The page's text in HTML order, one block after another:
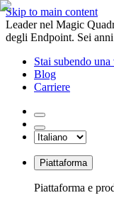
Skip to main content
Leader nel Magic
degli Endpoint. Sei
Stai subendo
Blog
Carriere
Piattaforma
Piattaforma e